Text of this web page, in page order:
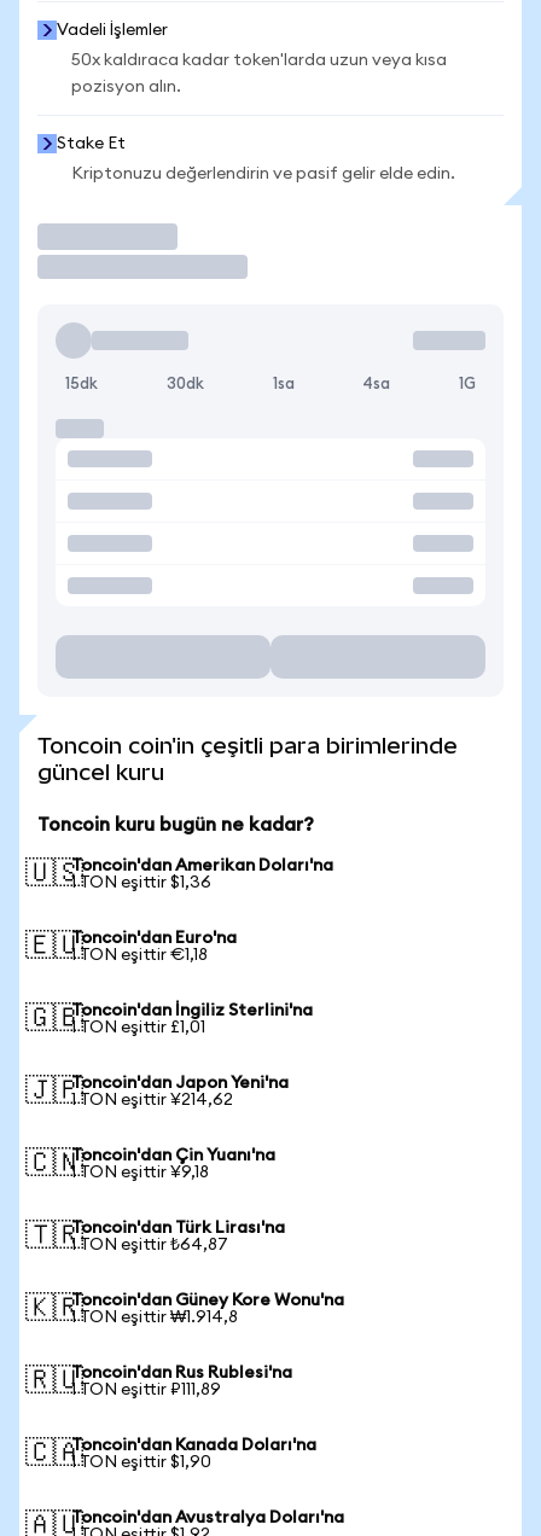
Vadeli İşlemler
50x kaldıraca kadar token'larda uzun veya kısa
pozisyon alın.
Stake Et
Kriptonuzu değerlendirin ve pasif gelir elde edin.
15dk 30dk 1sa 4sa 1G
Toncoin coin'in çeşitli para birimlerinde
güncel kuru
Toncoin kuru bugün ne kadar?
🇺🇸Toncoin'dan Amerikan Doları'na
1 TON eşittir $1,36
🇪🇺Toncoin'dan Euro'na
1 TON eşittir €1,18
🇬🇧Toncoin'dan İngiliz Sterlini'na
1 TON eşittir £1,01
🇯🇵Toncoin'dan Japon Yeni'na
1 TON eşittir ¥214,62
🇨🇳Toncoin'dan Çin Yuanı'na
1 TON eşittir ¥9,18
🇹🇷Toncoin'dan Türk Lirası'na
1 TON eşittir ₺64,87
🇰🇷Toncoin'dan Güney Kore Wonu'na
1 TON eşittir ₩1.914,8
🇷🇺Toncoin'dan Rus Rublesi'na
1 TON eşittir ₽111,89
🇨🇦Toncoin'dan Kanada Doları'na
1 TON eşittir $1,90
🇦🇺Toncoin'dan Avustralya Doları'na